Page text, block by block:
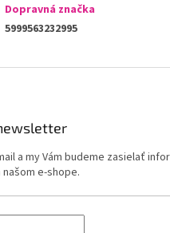
Dopravná značka
5999563232995
a my Vám budeme zasielať
e-shope.